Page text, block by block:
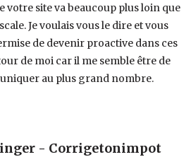
votre site va beaucoup plus loin que
Je voulais vous le dire et vous
de devenir proactive dans ces
de moi car il me semble être de
au plus grand nombre.
- Corrigetonimpot